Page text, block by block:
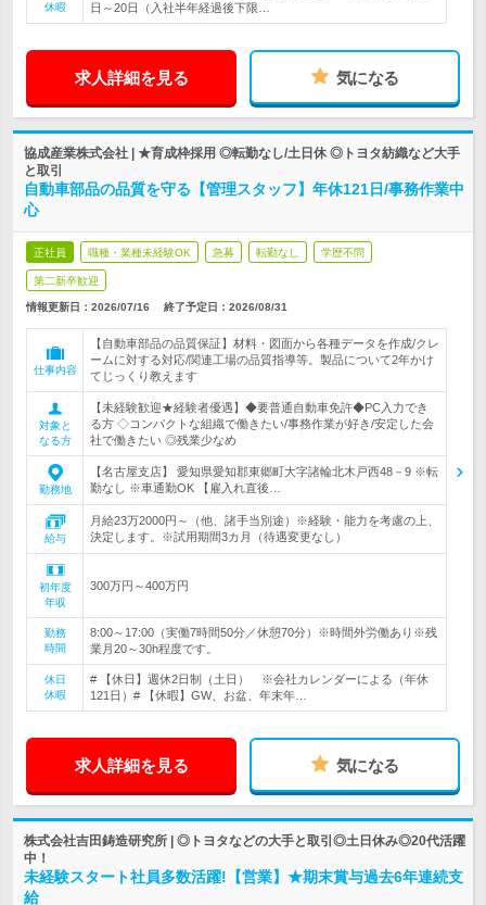
休暇
日～20日（入社半年経過後下限…
求人詳細を見る 気になる
協成産業株式会社 | ★育成枠採用 ◎転勤なし/土日休 ◎トヨタ紡織など大手
と取引
自動車部品の品質を守る【管理スタッフ】年休121日/事務作業中
心
正社員 職種・業種未経験OK 急募 転勤なし 学歴不問
第二新卒歓迎
情報更新日：2026/07/16 終了予定日： 2026/08/31
仕事内容
【自動車部品の品質保証】材料・図面から各種データを作成/クレ
ームに対する対応/関連工場の品質指導等。製品について2年かけ
てじっくり教えます
対象と
なる方
【未経験歓迎★経験者優遇】◆要普通自動車免許◆PC入力でき
る方 ◇コンパクトな組織で働きたい/事務作業が好き/安定した会
社で働きたい ◎残業少なめ
勤務地
【名古屋支店】 愛知県愛知郡東郷町大字諸輪北木戸西48－9 ※転
勤なし ※車通勤OK 【雇入れ直後…
給与
月給23万2000円～（他、諸手当別途）※経験・能力を考慮の上、
決定します。※試用期間3カ月（待遇変更なし）
初年度
年収
300万円～400万円
勤務
時間
8:00～17:00（実働7時間50分／休憩70分）※時間外労働あり※残
業月20～30h程度です。
休日
休暇
# 【休日】週休2日制（土日） ※会社カレンダーによる（年休
121日）# 【休暇】GW、お盆、年末年…
求人詳細を見る 気になる
株式会社吉田鋳造研究所 | ◎トヨタなどの大手と取引◎土日休み◎20代活躍
中！
未経験スタート社員多数活躍!【営業】★期末賞与過去6年連続支
給